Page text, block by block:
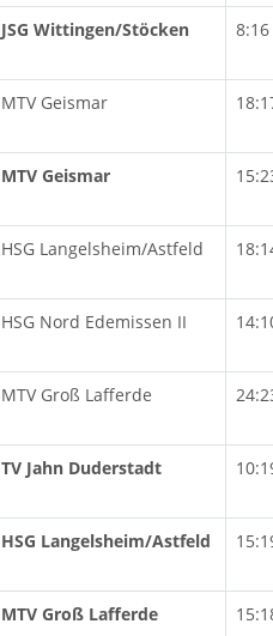
JSG Wittingen/Stöcken 8:16
MTV Geismar
MTV Geismar
HSG Langelsheim/Astfeld
HSG Nord Edemissen II
MTV Groß Lafferde
TV Jahn Duderstadt
HSG Langelsheim/Astfeld
MTV Groß Lafferde